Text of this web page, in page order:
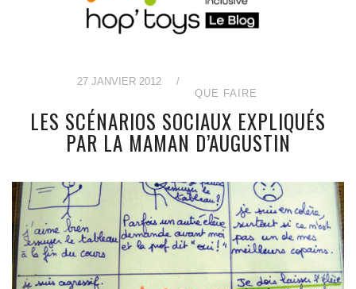
27 JANVIER 2012
/
QUE FAIRE
LES SCÉNARIOS SOCIAUX EXPLIQUÉS
PAR LA MAMAN D’AUGUSTIN